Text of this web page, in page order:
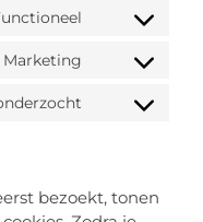
Marketing
bezoekt, tonen